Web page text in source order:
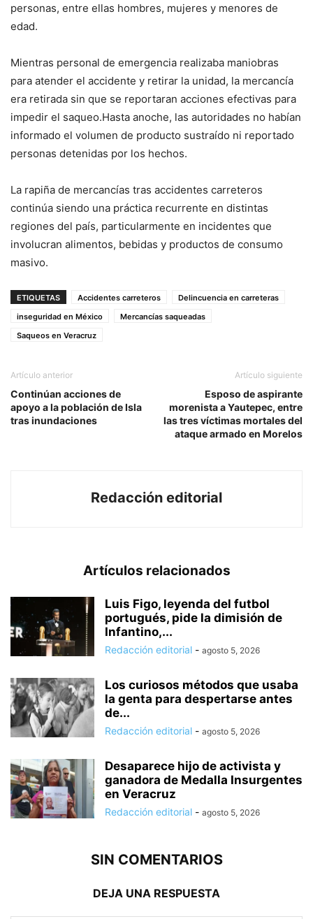
personas, entre ellas hombres, mujeres y menores de
edad.
Mientras personal de emergencia realizaba maniobras
para atender el accidente y retirar la unidad, la mercancía
era retirada sin que se reportaran acciones efectivas para
impedir el saqueo.Hasta anoche, las autoridades no habían
informado el volumen de producto sustraído ni reportado
personas detenidas por los hechos.
La rapiña de mercancías tras accidentes carreteros
continúa siendo una práctica recurrente en distintas
regiones del país, particularmente en incidentes que
involucran alimentos, bebidas y productos de consumo
masivo.
ETIQUETAS Accidentes carreteros
Delincuencia en carreteras
inseguridad en México
Mercancías saqueadas
Saqueos en Veracruz
Artículo anterior
Continúan acciones de
apoyo a la población de Isla
tras inundaciones
Artículo siguiente
Esposo de aspirante
morenista a Yautepec, entre
las tres víctimas mortales del
ataque armado en Morelos
Redacción editorial
Artículos relacionados
Luis Figo, leyenda del futbol
portugués, pide la dimisión de
Infantino,...
Redacción editorial - agosto 5, 2026
Los curiosos métodos que usaba
la genta para despertarse antes
de...
Redacción editorial - agosto 5, 2026
Desaparece hijo de activista y
ganadora de Medalla Insurgentes
en Veracruz
Redacción editorial - agosto 5, 2026
SIN COMENTARIOS
DEJA UNA RESPUESTA